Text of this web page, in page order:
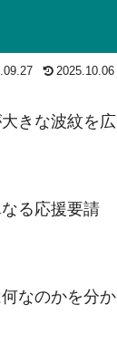
2025.10.06
きな波紋を広
る応援要請
なのかを分か